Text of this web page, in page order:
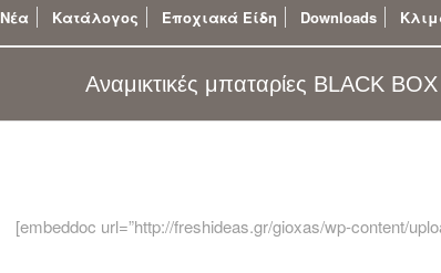
Νέα Κατάλογος Εποχιακά Είδη Downloads
Αναμικτικές μπαταρίες BLACK
[embeddoc url=”http://freshideas.gr/gioxas/wp-content/